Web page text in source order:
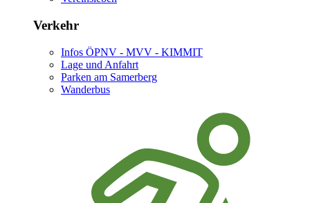
Verkehr
Infos ÖPNV - MVV - KIMMIT
Lage und Anfahrt
Parken am Samerberg
Wanderbus